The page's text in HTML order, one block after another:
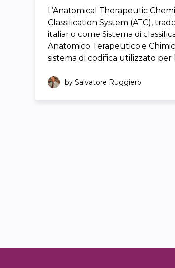
L’Anatomical Therapeutic
Classification System (ATC),
italiano come Sistema di
Anatomico Terapeutico e
sistema di codifica utilizzato per
by Salvatore Ruggiero